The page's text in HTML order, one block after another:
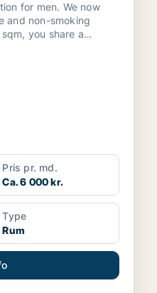
men. We now
and non-smoking
you share a
Pris pr. md.
Ca. 6 000 kr.
Type
Rum